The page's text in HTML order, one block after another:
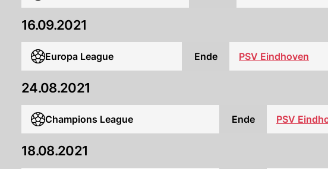
16.09.2021
Europa League Ende PSV Eindhoven
24.08.2021
Champions League Ende PSV
18.08.2021